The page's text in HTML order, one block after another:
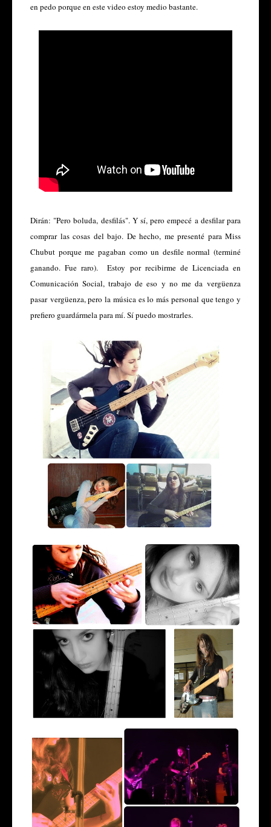
en pedo porque en este video estoy medio bastante.
Dirán: "Pero boluda, desfilás". Y sí, pero empecé a desfilar para
comprar las cosas del bajo. De hecho, me presenté para Miss
Chubut porque me pagaban como un desfile normal (terminé
ganando. Fue raro). Estoy por recibirme de Licenciada en
Comunicación Social, trabajo de eso y no me da vergüenza
pasar vergüenza, pero la música es lo más personal que tengo y
prefiero guardármela para mí. Sí puedo mostrarles.